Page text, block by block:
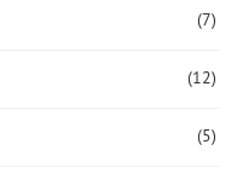
(7)
(12)
(5)